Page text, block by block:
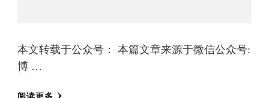
本文转载于公众号： 本篇文章来源于微信公众号:
博 …